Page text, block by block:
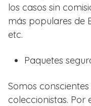
los casos sin
más populares de
etc.
Paquetes
Somos
coleccionistas.